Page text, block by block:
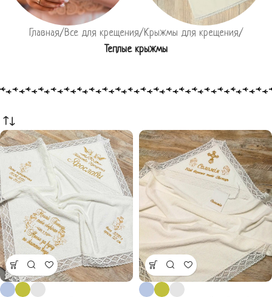
Все для крещения
Главная/Все для крещения/Крыжмы для крещения/
Теплые крыжмы